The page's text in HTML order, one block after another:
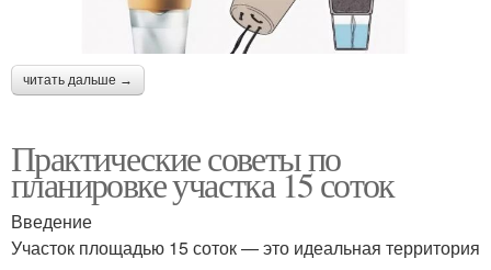
читать дальше →
Практические советы по
планировке участка 15 соток
Введение
Участок площадью 15 соток — это идеальная территория